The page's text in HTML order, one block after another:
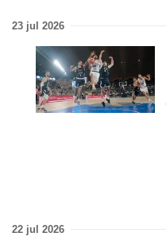
23 jul 2026
22 jul 2026